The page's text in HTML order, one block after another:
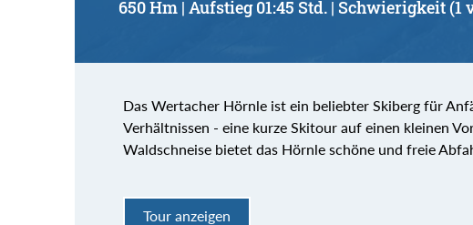
650 Hm | Aufstieg 01:45 Std. | Schwierigkeit (1
Das Wertacher Hörnle ist ein beliebter Skiberg für
Verhältnissen - eine kurze Skitour auf einen kleinen
Waldschneise bietet das Hörnle schöne und freie
Tour anzeigen